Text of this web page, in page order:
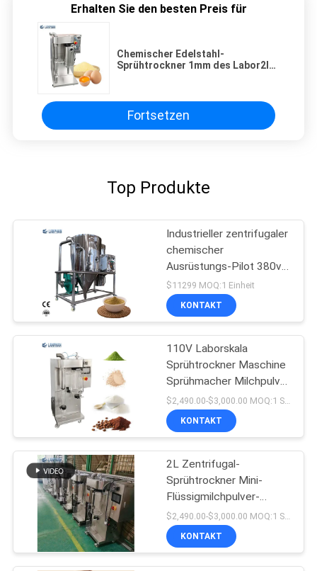
Erhalten Sie den besten Preis für
Chemischer Edelstahl-
Sprühtrockner 1mm des Labor2l
Fortsetzen
Top Produkte
Industrieller zentrifugaler
chemischer
Ausrüstungs-Pilot 380v
des Sprühtrockner-10L
$11299 MOQ:1 Einheit
KONTAKT
110V Laborskala
Sprühtrockner Maschine
Sprühmacher Milchpulver
2000mL/h
$2,490.00-$3,000.00 MOQ:1 Satz
KONTAKT
2L Zentrifugal-
Sprühtrockner Mini-
Flüssigmilchpulver-
Atomisierer für das
Labor
KONTAKT